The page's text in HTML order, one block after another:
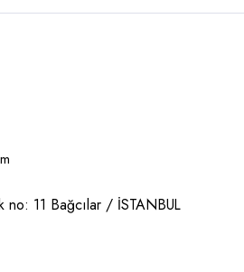
no: 11 Bağcılar / İSTANBUL